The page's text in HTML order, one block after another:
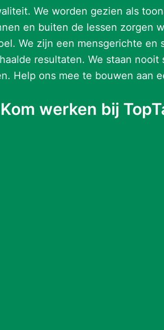
We worden gezien als
en buiten de lessen zorgen
We zijn een mensgerichte
resultaten. We staan
Help ons mee te bouwen aan
Kom werken bij